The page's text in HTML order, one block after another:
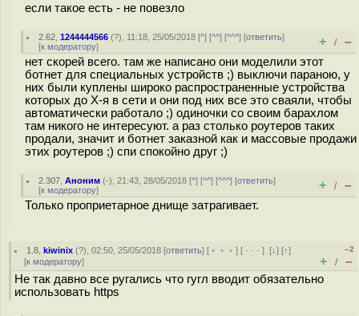
если такое есть - не повезло
2.62 ,1244444566 (?), 11:18, 25/05/2018 [^] [^^] [^^^] [ответить]
[к модератору] + / –
нет скорей всего. там же написано они моделили этот
ботнет для специальных устройств ;) выключи параною, у
них были куплены широко распространенные устройства
которых до Х-я в сети и они под них все это сваяли, чтобы
автоматически работало ;) одиночки со своим барахлом
там никого не интересуют. а раз столько роутеров таких
продали, значит и ботнет заказной как и массовые продажи
этих роутеров ;) спи спокойно друг ;)
2.307 ,Аноним (-), 21:43, 28/05/2018 [^] [^^] [^^^] [ответить]
[к модератору] + / –
Только проприетарное днище затрагивает.
1.8 ,kiwinix (?), 02:50, 25/05/2018 [ответить] [ ﹢﹢﹢] [ · · ·][↓] [↑]
[к модератору]
–2
+ / –
Не так давно все ругались что гугл вводит обязательно
использовать https